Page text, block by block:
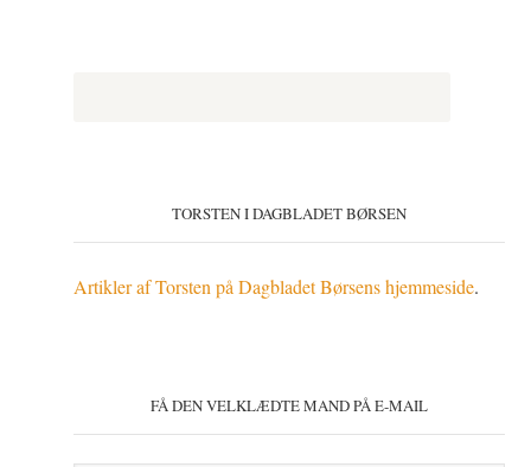
TORSTEN I DAGBLADET BØRSEN
Artikler af Torsten på Dagbladet Børsens hjemmeside.
FÅ DEN VELKLÆDTE MAND PÅ E-MAIL